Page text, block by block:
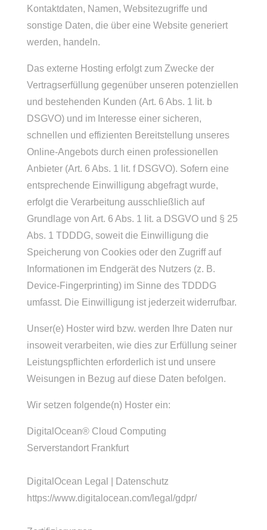
Kontaktdaten, Namen, Websitezugriffe und
sonstige Daten, die über eine Website generiert
werden, handeln.
Das externe Hosting erfolgt zum Zwecke der
Vertragserfüllung gegenüber unseren potenziellen
und bestehenden Kunden (Art. 6 Abs. 1 lit. b
DSGVO) und im Interesse einer sicheren,
schnellen und effizienten Bereitstellung unseres
Online-Angebots durch einen professionellen
Anbieter (Art. 6 Abs. 1 lit. f DSGVO). Sofern eine
entsprechende Einwilligung abgefragt wurde,
erfolgt die Verarbeitung ausschließlich auf
Grundlage von Art. 6 Abs. 1 lit. a DSGVO und § 25
Abs. 1 TDDDG, soweit die Einwilligung die
Speicherung von Cookies oder den Zugriff auf
Informationen im Endgerät des Nutzers (z. B.
Device-Fingerprinting) im Sinne des TDDDG
umfasst. Die Einwilligung ist jederzeit widerrufbar.
Unser(e) Hoster wird bzw. werden Ihre Daten nur
insoweit verarbeiten, wie dies zur Erfüllung seiner
Leistungspflichten erforderlich ist und unsere
Weisungen in Bezug auf diese Daten befolgen.
Wir setzen folgende(n) Hoster ein:
DigitalOcean® Cloud Computing
Serverstandort Frankfurt
DigitalOcean Legal | Datenschutz
https://www.digitalocean.com/legal/gdpr/